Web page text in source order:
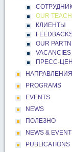
OUR
КЛИЕНТЫ
OUR
VACANCIES
ПРЕСС-
НАПРАВЛЕНИЯ
PROGRAMS
EVENTS
NEWS
ПОЛЕЗНО
NEWS &
PUBLICATIONS